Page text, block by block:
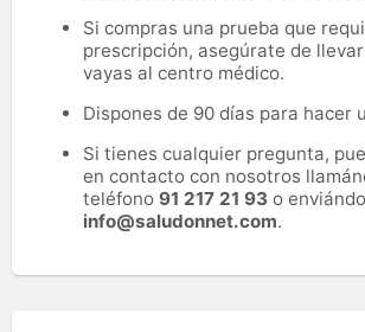
Si compras una prueba que
prescripción, asegúrate de
vayas al centro médico.
Dispones de 90 días para hacer
Si tienes cualquier pregunta,
en contacto con nosotros
teléfono 91 217 21 93 o
info@saludonnet.com.